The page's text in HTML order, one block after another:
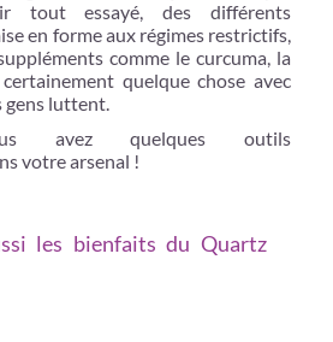
tout essayé, des différents
en forme aux régimes restrictifs,
comme le curcuma, la
quelque chose avec
gens luttent.
avez quelques outils
votre arsenal !
les bienfaits du Quartz